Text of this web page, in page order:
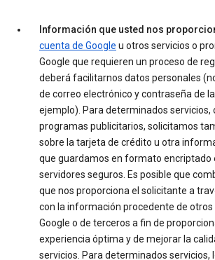
Información que usted nos
cuenta de Google u otros servicios o
Google que requieren un proceso de
deberá facilitarnos datos personales
de correo electrónico y contraseña de
ejemplo). Para determinados servicios,
programas publicitarios, solicitamos
sobre la tarjeta de crédito u otra
que guardamos en formato encriptado
servidores seguros. Es posible que
que nos proporciona el solicitante a
con la información procedente de otros
Google o de terceros a fin de
experiencia óptima y de mejorar la
servicios. Para determinados servicios,